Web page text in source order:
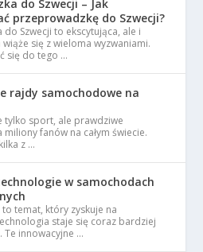
do Szwecji – Jak
przeprowadzkę do Szwecji?
Szwecji to ekscytująca, ale i
się z wieloma wyzwaniami.
się do tego …
rajdy samochodowe na
tylko sport, ale prawdziwe
fanów na całym świecie.
z …
w samochodach
temat, który zyskuje na
staje się coraz bardziej
Te innowacyjne …